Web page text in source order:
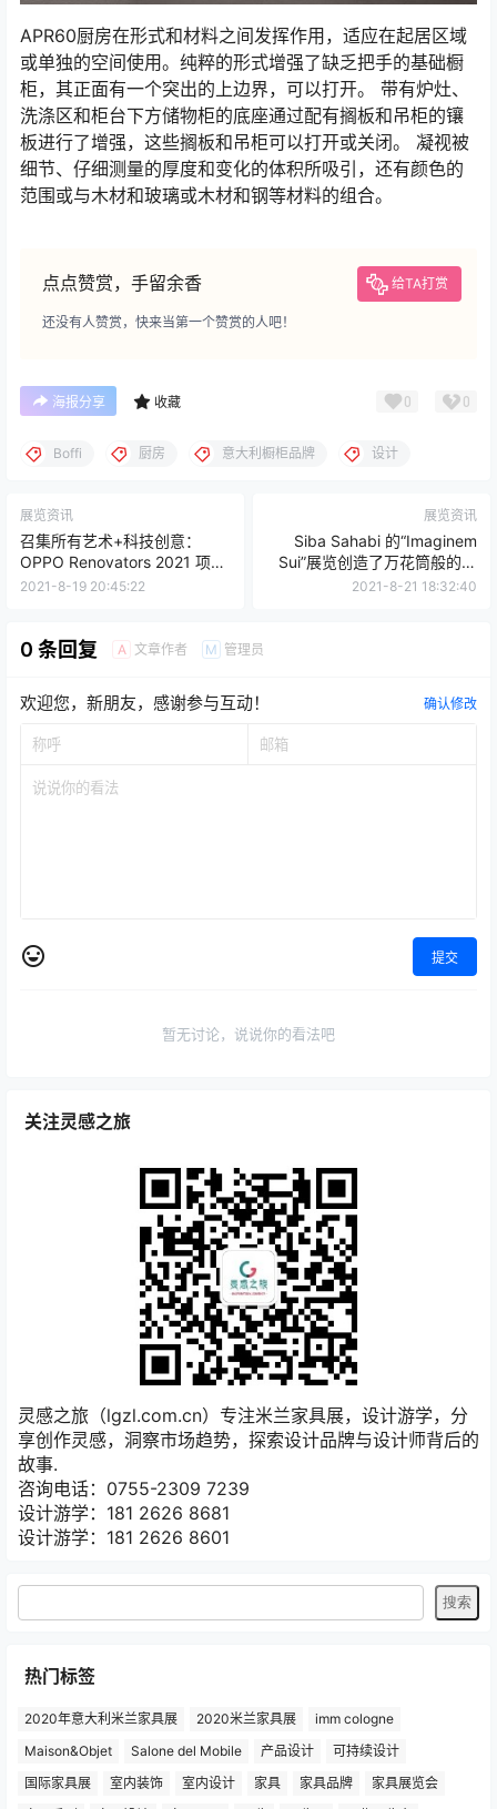
APR60厨房在形式和材料之间发挥作用，适应在起居区域
或单独的空间使用。纯粹的形式增强了缺乏把手的基础橱
柜，其正面有一个突出的上边界，可以打开。 带有炉灶、
洗涤区和柜台下方储物柜的底座通过配有搁板和吊柜的镶
板进行了增强，这些搁板和吊柜可以打开或关闭。 凝视被
细节、仔细测量的厚度和变化的体积所吸引，还有颜色的
范围或与木材和玻璃或木材和钢等材料的组合。
点点赞赏，手留余香 给TA打赏
还没有人赞赏，快来当第一个赞赏的人吧！
海报分享 收藏 0 0
Boffi 厨房 意大利橱柜品牌 设计
展览资讯
召集所有艺术+科技创意：
OPPO Renovators 2021 项目
正在进行中
2021-8-19 20:45:22
展览资讯
Siba Sahabi 的“Imaginem
Sui”展览创造了万花筒般的倒
影
2021-8-21 18:32:40
0 条回复 A 文章作者 M 管理员
欢迎您，新朋友，感谢参与互动！ 确认修改
提交
暂无讨论，说说你的看法吧
关注灵感之旅
灵感之旅（lgzl.com.cn）专注米兰家具展，设计游学，分
享创作灵感，洞察市场趋势，探索设计品牌与设计师背后的
故事.
咨询电话：0755-2309 7239
设计游学：181 2626 8681
设计游学：181 2626 8601
热门标签
2020年意大利米兰家具展 2020米兰家具展
imm cologne
Maison&Objet
Salone del Mobile 产品设计
可持续设计
国际家具展
室内装饰 室内设计 家具 家具品牌
家具展览会